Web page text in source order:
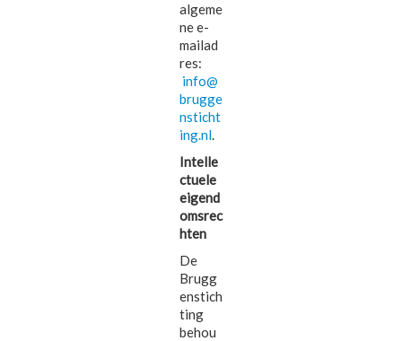
algeme
ne e-
mailad
res:
info@
brugge
nsticht
ing.nl.
Intelle
ctuele
eigend
omsrec
hten
De
Brugg
enstich
ting
behou